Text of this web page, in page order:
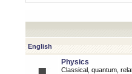
English
Physics
Classical, quantum,